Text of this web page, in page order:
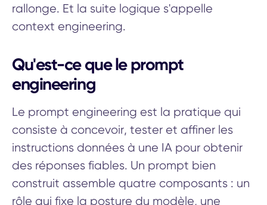
rallonge. Et la suite logique s'appelle
context engineering.
Qu'est-ce que le prompt
engineering
Le prompt engineering est la pratique qui
consiste à concevoir, tester et affiner les
instructions données à une IA pour obtenir
des réponses fiables. Un prompt bien
construit assemble quatre composants : un
rôle qui fixe la posture du modèle, une